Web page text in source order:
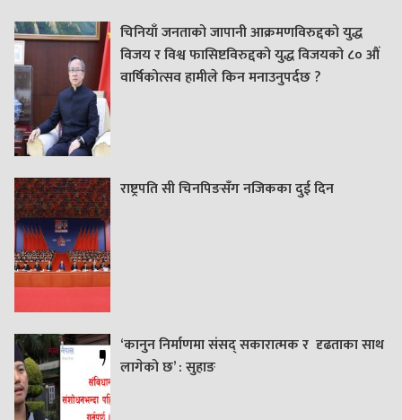
चिनियाँ जनताको जापानी आक्रमणविरुद्दको युद्ध
विजय र विश्व फासिष्टविरुद्दको युद्ध विजयको ८० औं
वार्षिकोत्सव हामीले किन मनाउनुपर्दछ ?
राष्ट्रपति सी चिनपिङसँग नजिकका दुई दिन
‘कानुन निर्माणमा संसद् सकारात्मक र दृढताका साथ
लागेको छ’ : सुहाङ